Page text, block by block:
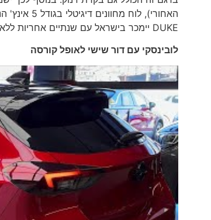
DUKE יימכר בישראל עם שנתיים אחריות ללא הגבלת ק"מ. מחיר: KTM 390 DUKE: 39,990 שקלים.
לובינסקי עם דור שישי לאופל קורסה